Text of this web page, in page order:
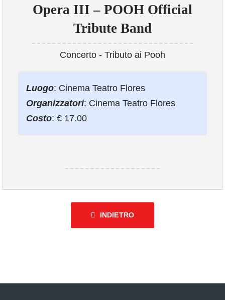
AREE TEMATICHE
VIVERE VANZAGO
COMUNICAZIONE
Opera III – POOH Official
Tribute Band
Concerto - Tributo ai Pooh
Luogo: Cinema Teatro Flores
Organizzatori: Cinema Teatro Flores
Costo: € 17.00
INDIETRO